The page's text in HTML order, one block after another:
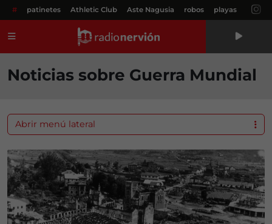
# patinetes Athletic Club Aste Nagusia robos playas
Noticias sobre Guerra Mundial
Abrir menú lateral